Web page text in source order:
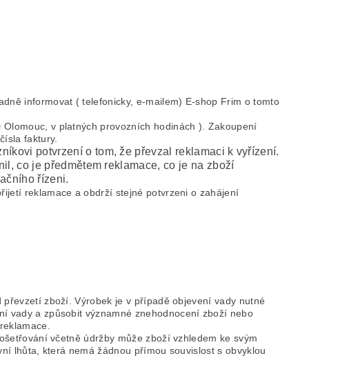
informovat ( telefonicky, e-mailem) E-shop Frim o tomto
v platných provozních hodinách ). Zakoupení
faktury.
potvrzení o tom, že převzal reklamaci k vyřízení.
co je předmětem reklamace, co je na zboží
řízeni.
reklamace a obdrží stejné potvrzeni o zahájení
zboží. Výrobek je v případě objevení vady nutné
vady a způsobit významné znehodnocení zboží nebo
včetně údržby může zboží vzhledem ke svým
lhůta, která nemá žádnou přímou souvislost s obvyklou